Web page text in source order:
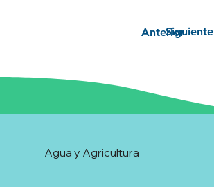
Siguiente
Anterior
Agua y Agricultura